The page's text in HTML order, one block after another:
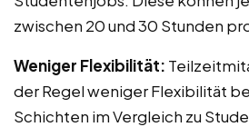
zwischen 20 und 30 Stunden
Weniger Flexibilität:
der Regel weniger Flexibilität
Schichten im Vergleich zu